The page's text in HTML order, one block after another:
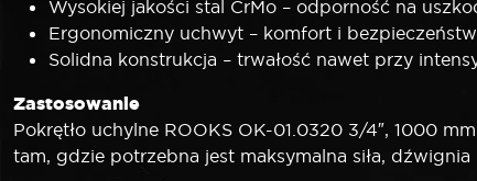
Wysokiej jakości stal CrMo – odporność na
Ergonomiczny uchwyt – komfort i
Solidna konstrukcja – trwałość nawet przy
Zastosowanie
Pokrętło uchylne ROOKS OK-01.0320 3/4″, 1000
tam, gdzie potrzebna jest maksymalna siła, dźwignia